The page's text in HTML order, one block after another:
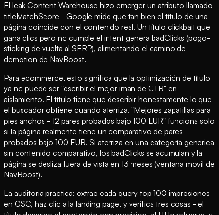
El leak Content Warehouse hizo emerger un atributo llamado
titleMatchScore - Google mide que tan bien el título de una
página coincide con el contenido real. Un título clickbait que
gana clics pero no cumple el intent genera badClicks (pogo-
sticking de vuelta al SERP), alimentando el camino de
demotion de NavBoost.
Para ecommerce, esto significa que la optimización de título
ya no puede ser "escribir el mejor iman de CTR" en
aislamiento. El título tiene que describir honestamente lo que
el buscador obtiene cuando aterriza. "Mejores zapatillas para
pies anchos - 12 pares probados bajo 100 EUR" funciona solo
si la página realmente tiene un comparativo de pares
probados bajo 100 EUR. Si aterriza en una categoría generica
sin contenido comparativo, los badClicks se acumulan y la
página se desliza fuera de vista en 13 meses (ventana movil de
NavBoost).
La auditoria practica: extrae cada query top 100 impresiones
en GSC, haz clic a la landing page, y verifica tres cosas - el